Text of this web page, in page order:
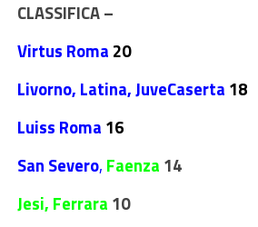
CLASSIFICA –
Virtus Roma 20
Livorno, Latina, JuveCaserta 18
Luiss Roma 16
San Severo, Faenza 14
Jesi, Ferrara 10